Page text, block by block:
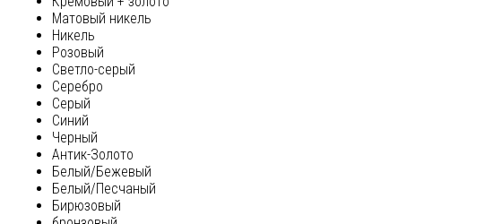
Матовый никель
Никель
Розовый
Светло-серый
Серебро
Серый
Синий
Черный
Антик-Золото
Белый/Бежевый
Белый/Песчаный
Бирюзовый